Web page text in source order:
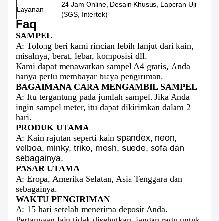
Layanan
24 Jam Online, Desain Khusus, Laporan Uji
(SGS, Intertek)
Faq
SAMPEL
A: Tolong beri kami rincian lebih lanjut dari kain,
misalnya, berat, lebar, komposisi dll.
Kami dapat menawarkan sampel A4 gratis, Anda
hanya perlu membayar biaya pengiriman.
BAGAIMANA CARA MENGAMBIL SAMPEL
A: Itu tergantung pada jumlah sampel. Jika Anda
ingin sampel meter, itu dapat dikirimkan dalam 2
hari.
PRODUK UTAMA
A: Kain rajutan seperti kain spandex, neon,
velboa, minky, triko, mesh, suede, sofa dan
sebagainya.
PASAR UTAMA
A: Eropa, Amerika Selatan, Asia Tenggara dan
sebagainya.
WAKTU PENGIRIMAN
A: 15 hari setelah menerima deposit Anda.